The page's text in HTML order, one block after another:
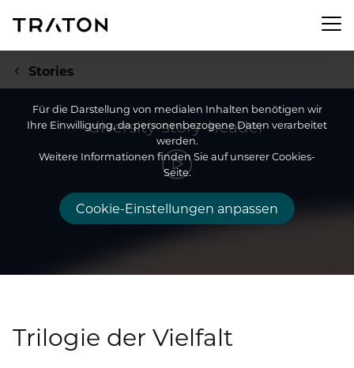
Unternehmen
Zur Übersichtsseite: Unternehmen
Aufsichtsrat
Investor Relations
Pressemeldungen
Zur Übersichtsseite: Nachhaltigkeit
Compliance & Risiko
diversity-story-header
Für die Darstellung von medialen Inhalten benötigen wir
Ihre Einwilligung, da personenbezogene Daten verarbeitet
werden.
Weitere Informationen finden Sie auf unserer Cookies-
Seite.
Cookie-Einstellungen anpassen
Stories
Trilogie der Vielfalt